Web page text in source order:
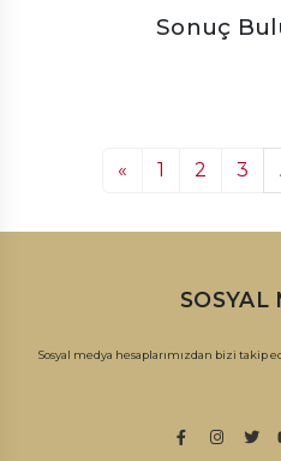
Sonuç
« 1 2 3
SOSYAL
Sosyal medya hesaplarımızdan bizi takip